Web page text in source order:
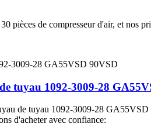
pièces de compresseur d'air, et nos
tuyau 1092-3009-28
de tuyau 1092-3009-28
d'acheter avec confiance: